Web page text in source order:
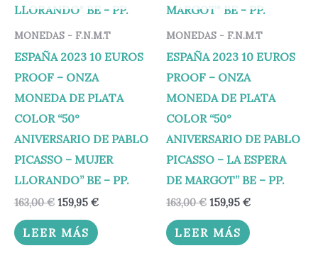
MONEDAS - F.N.M.T
ESPAÑA 2023 10 EUROS
PROOF – ONZA
MONEDA DE PLATA
COLOR “50°
ANIVERSARIO DE PABLO
PICASSO – MUJER
LLORANDO” BE – PP.
163,00€ 159,95 €
LEER MÁS
MONEDAS - F.N.M.T
ESPAÑA 2023 10 EUROS
PROOF – ONZA
MONEDA DE PLATA
COLOR “50°
ANIVERSARIO DE PABLO
PICASSO – LA ESPERA
DE MARGOT” BE – PP.
163,00€ 159,95 €
LEER MÁS